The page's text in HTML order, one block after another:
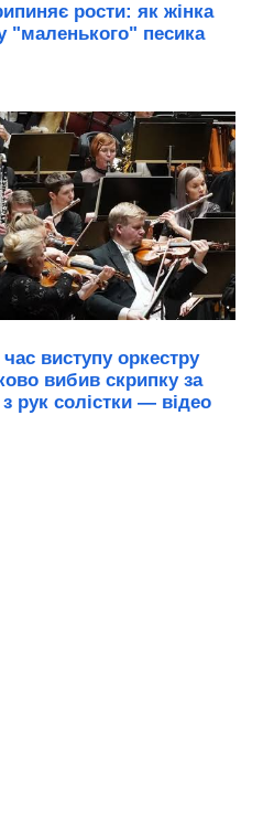
рости: як жінка
"маленького" песика
виступу оркестру
вибив скрипку за
рук солістки — відео